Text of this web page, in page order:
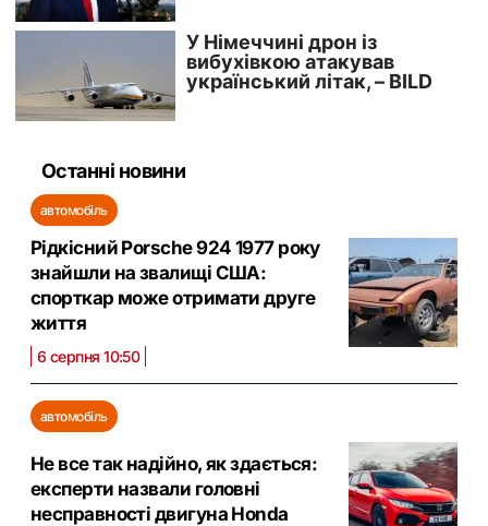
Останні новини
автомобіль
Рідкісний Porsche 924 1977 року
знайшли на звалищі США:
спорткар може отримати друге
життя
6 серпня 10:50
автомобіль
Не все так надійно, як здається:
експерти назвали головні
несправності двигуна Honda